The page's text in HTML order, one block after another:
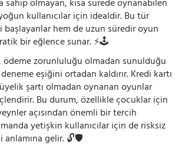
sahip olmayan, kısa sürede oynanabilen
kullanıcılar için idealdir. Bu tür
hem de uzun süredir oyun
bir eğlence sunar. ⚡🕹️
ödeme zorunluluğu olmadan sunulduğu
eşiğini ortadan kaldırır. Kredi kartı
şartı olmadan oynanan oyunlar
Bu durum, özellikle çocuklar için
açısından önemli bir tercih
yetişkin kullanıcılar için de risksiz
gelir. 🔓🛡️